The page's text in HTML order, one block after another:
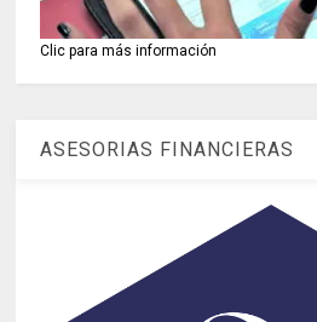
Clic para más información
ASESORIAS FINANCIERAS